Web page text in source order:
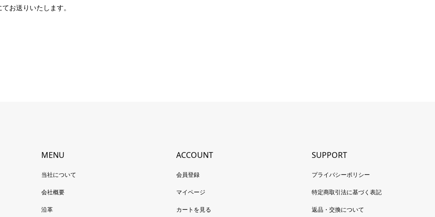
お送りいたします。
MENU
当社について
会社概要
沿革
ACCOUNT
会員登録
マイページ
カートを見る
SUPPORT
プライバシーポリシー
特定商取引法に基づく表記
返品・交換について